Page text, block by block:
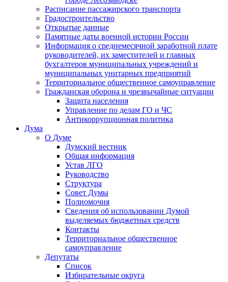
Расписание пассажирского транспорта
Градостроительство
Открытые данные
Памятные даты военной истории России
Информация о среднемесячной заработной плате
руководителей, их заместителей и главных
бухгалтеров муниципальных учреждений и
муниципальных унитарных предприятий
Территориальное общественное самоуправление
Гражданская оборона и чрезвычайные ситуации
Защита населения
Управление по делам ГО и ЧС
Антикоррупционная политика
Дума
О Думе
Думский вестник
Общая информация
Устав ЛГО
Руководство
Структура
Совет Думы
Полномочия
Сведения об использовании Думой
выделяемых бюджетных средств
Контакты
Территориальное общественное
самоуправление
Депутаты
Список
Избирательные округа